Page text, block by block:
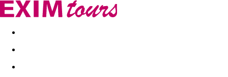
Akční nabídky Last minute